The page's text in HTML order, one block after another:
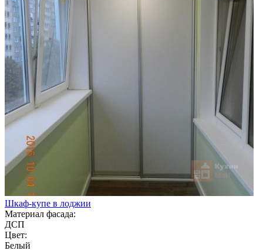
Шкаф-купе в лоджии
Материал фасада:
ДСП
Цвет:
Белый